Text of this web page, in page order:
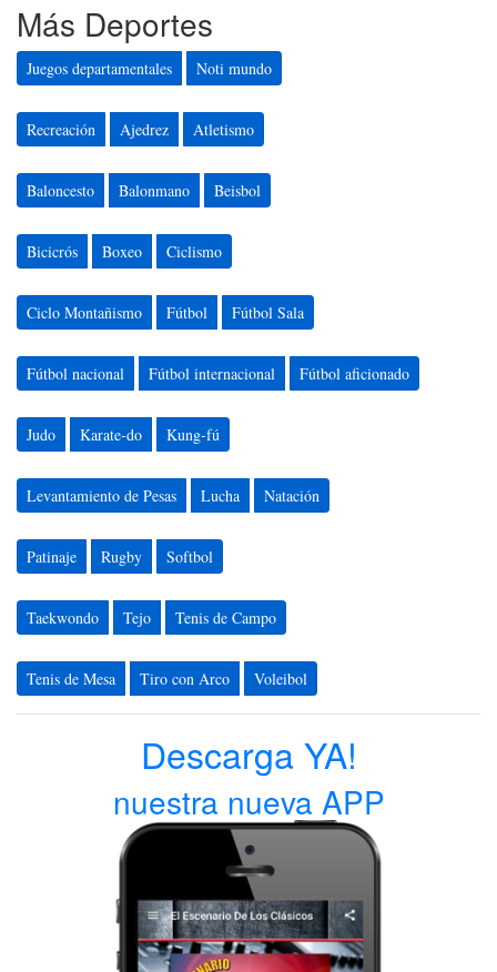
Más Deportes
Juegos departamentales Noti mundo
Recreación Ajedrez Atletismo
Baloncesto Balonmano Beisbol
Bicicrós Boxeo Ciclismo
Ciclo Montañismo Fútbol Fútbol Sala
Fútbol nacional Fútbol internacional Fútbol aficionado
Judo Karate-do Kung-fú
Levantamiento de Pesas Lucha Natación
Patinaje Rugby Softbol
Taekwondo Tejo Tenis de Campo
Tenis de Mesa Tiro con Arco Voleibol
Descarga YA!
nuestra nueva APP